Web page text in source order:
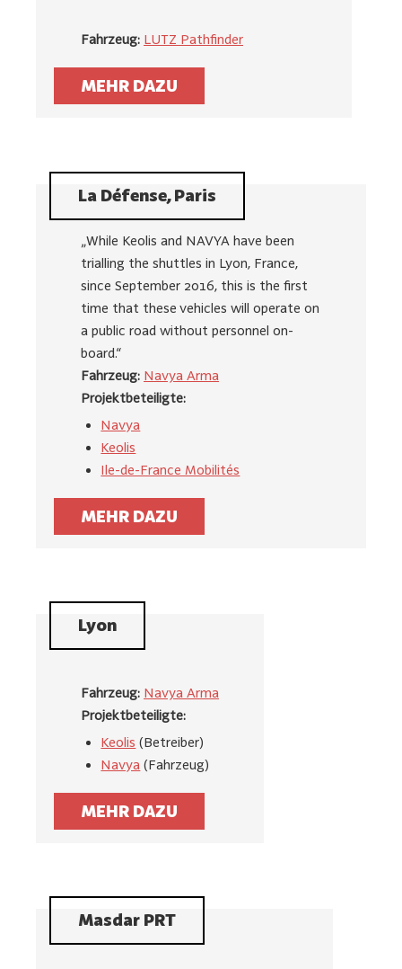
Fahrzeug: LUTZ Pathfinder
MEHR DAZU
La Défense, Paris
„While Keolis and NAVYA have been
trialling the shuttles in Lyon, France,
since September 2016, this is the first
time that these vehicles will operate on
a public road without personnel on-
board.“
Fahrzeug: Navya Arma
Projektbeteiligte:
Navya
Keolis
Ile-de-France Mobilités
MEHR DAZU
Lyon
Fahrzeug: Navya Arma
Projektbeteiligte:
Keolis (Betreiber)
Navya (Fahrzeug)
MEHR DAZU
Masdar PRT